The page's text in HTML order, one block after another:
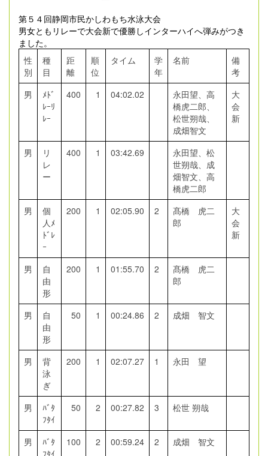
第５４回静岡市民かしわもち水泳大会
男女ともリレーで大会新で優勝しインターハイへ弾みがつき
ました。
性
別
種
目
距
離
順
位
タイム
学
年
名前
備
考
男
ﾒﾄﾞ
ﾚｰﾘ
ﾚｰ
400 1 04:02.02
永田望、高
橋虎二郎、
松世朔哉、
成畑智文
大
会
新
男
リ
レ
ー
400 1 03:42.69
永田望、松
世朔哉、成
畑智文、高
橋虎二郎
男
個
人ﾒ
ﾄﾞﾚ
ｰ
200 1 02:05.90 2
髙橋 虎二
郎
大
会
新
男
自
由
形
200 1 01:55.70 2
髙橋 虎二
郎
男
自
由
形
50 1 00:24.86 2 成畑 智文
男
背
泳
ぎ
200 1 02:07.27 1 永田 望
男
ﾊﾞﾀ
ﾌﾀｲ
50 2 00:27.82 3 松世 朔哉
男
ﾊﾞﾀ
100 2 00:59.24 2 成畑 智文